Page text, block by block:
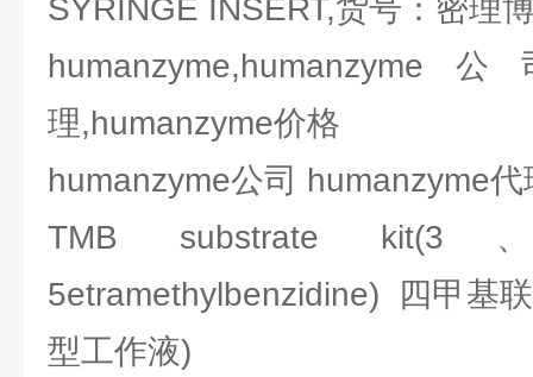
SYRINGE INSERT,货号：密理
humanzyme,humanzyme
理,humanzyme价格
humanzyme公司 humanzyme
TMB substrate
5etramethylbenzidine) 四甲基
型工作液)